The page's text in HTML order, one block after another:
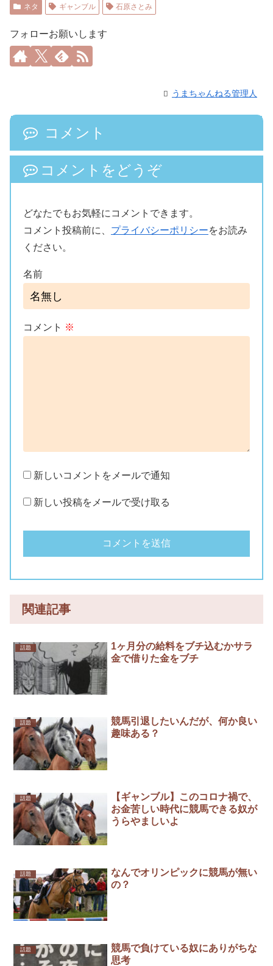
ネタ ギャンブル 石原さとみ
フォローお願いします
うまちゃんねる管理人
コメント
コメントをどうぞ
どなたでもお気軽にコメントできます。
コメント投稿前に、 プライバシーポリシーをお読み
ください。
名前
コメント ※
新しいコメントをメールで通知
新しい投稿をメールで受け取る
関連記事
話題
1ヶ月分の給料をブチ込むかサラ
金で借りた金をブチ
話題
競馬引退したいんだが、何か良い
趣味ある？
話題
【ギャンブル】このコロナ禍で、
お金苦しい時代に競馬できる奴が
うらやましいよ
話題
なんでオリンピックに競馬が無い
の？
話題
競馬で負けている奴にありがちな
思考